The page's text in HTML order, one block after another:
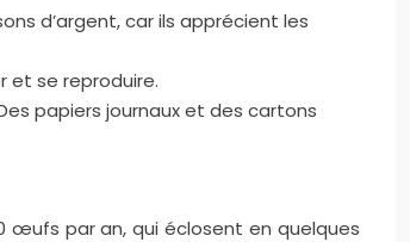
d’argent, car ils apprécient les
et se reproduire.
papiers journaux et des cartons
œufs par an, qui éclosent en quelques